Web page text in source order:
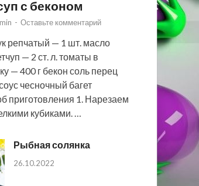
с беконом
- Оставьте комментарий
репчатый — 1 шт. масло
— 2 ст. л. томаты в
— 400 г бекон соль перец
чесночный багет
приготовления 1. Нарезаем
кубиками. …
Рыбная солянка
26.10.2022